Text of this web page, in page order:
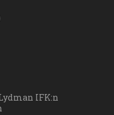
IFK:n